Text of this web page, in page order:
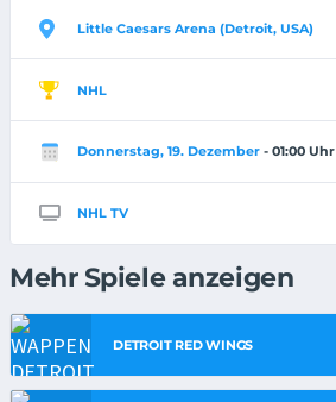
Little Caesars Arena (Detroit, USA)
NHL
Donnerstag, 19. Dezember - 01:00 Uhr
NHL TV
Mehr Spiele anzeigen
DETROIT RED WINGS